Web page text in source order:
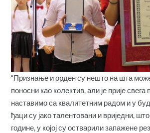
“Признање и орден су нешто на шта
поносни као колектив, али је прије свега
наставимо са квалитетним радом и у
ђаци су јако талентовани и вриједни,
године, у којој су остварили запажене